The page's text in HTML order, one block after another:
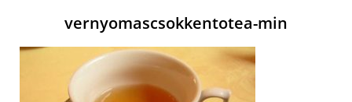
vernyomascsokkentotea-min